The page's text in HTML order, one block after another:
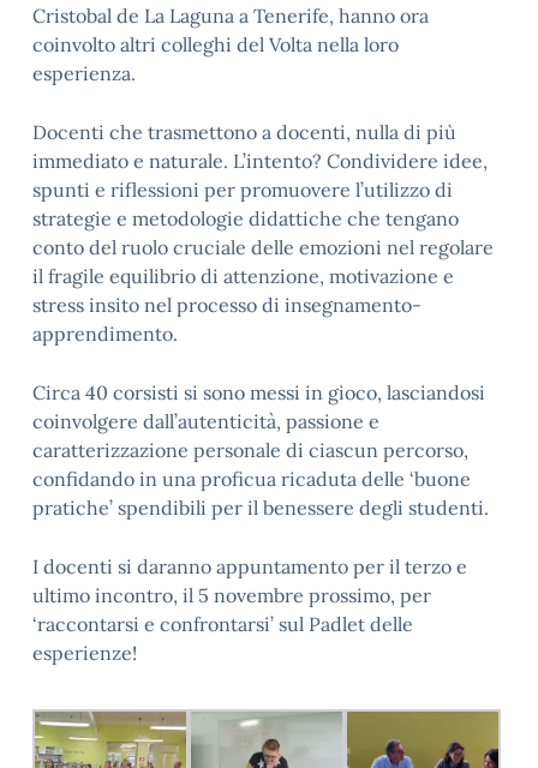
Cristobal de La Laguna a Tenerife, hanno ora
coinvolto altri colleghi del Volta nella loro
esperienza.
Docenti che trasmettono a docenti, nulla di più
immediato e naturale. L’intento? Condividere idee,
spunti e riflessioni per promuovere l’utilizzo di
strategie e metodologie didattiche che tengano
conto del ruolo cruciale delle emozioni nel regolare
il fragile equilibrio di attenzione, motivazione e
stress insito nel processo di insegnamento-
apprendimento.
Circa 40 corsisti si sono messi in gioco, lasciandosi
coinvolgere dall’autenticità, passione e
caratterizzazione personale di ciascun percorso,
confidando in una proficua ricaduta delle ‘buone
pratiche’ spendibili per il benessere degli studenti.
I docenti si daranno appuntamento per il terzo e
ultimo incontro, il 5 novembre prossimo, per
‘raccontarsi e confrontarsi’ sul Padlet delle
esperienze!